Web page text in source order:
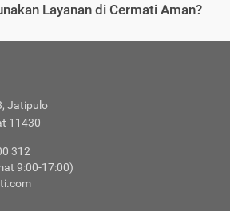
Layanan di Cermati Aman?
Jatipulo
11430
312
9:00-17:00)